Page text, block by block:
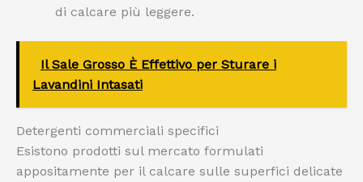
di calcare più leggere.
Il Sale Grosso È Effettivo per Sturare i
Lavandini Intasati
Detergenti commerciali specifici
Esistono prodotti sul mercato formulati
appositamente per il calcare sulle superfici delicate